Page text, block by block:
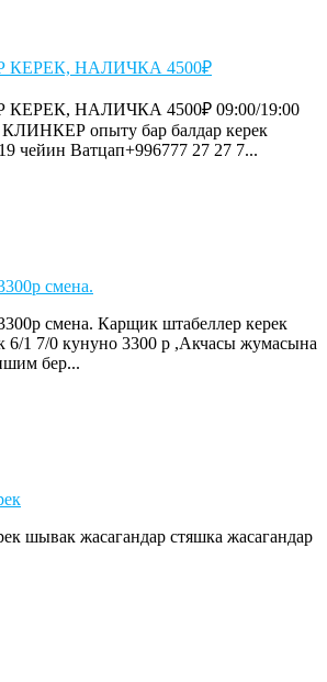
НАЛИЧКА 4500₽
НАЛИЧКА 4500₽ 09:00/19:00
опыту бар балдар керек
Ватцап+996777 27 27 7...
смена.
смена. Карщик штабеллер керек
6/1 7/0 кунуно 3300 р ,Акчасы жумасына
бер...
шывак жасагандар стяшка жасагандар